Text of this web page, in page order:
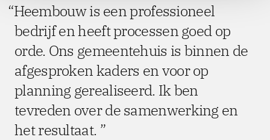
Heembouw is een professioneel
bedrijf en heeft processen goed op
orde. Ons gemeentehuis is binnen de
afgesproken kaders en voor op
planning gerealiseerd. Ik ben
tevreden over de samenwerking en
het resultaat.